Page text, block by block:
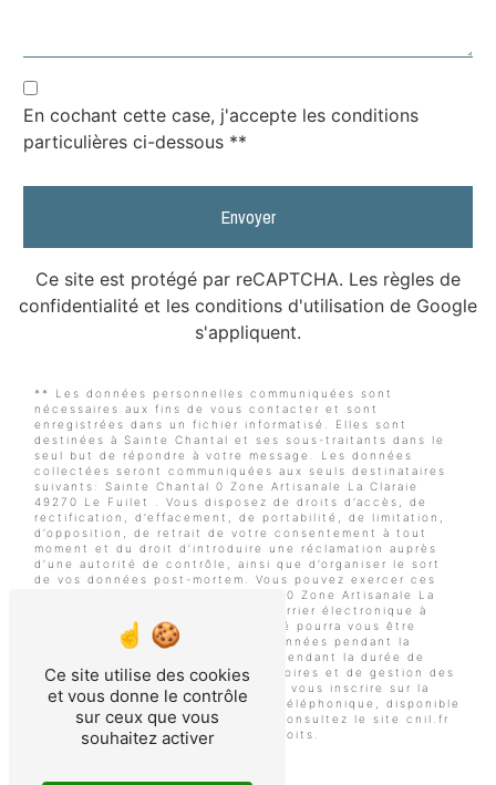
En cochant cette case, j'accepte les conditions
particulières ci-dessous **
Envoyer
Ce site est protégé par reCAPTCHA. Les règles de
confidentialité et les conditions d'utilisation de Google
s'appliquent.
** Les données personnelles communiquées sont
nécessaires aux fins de vous contacter et sont
enregistrées dans un fichier informatisé. Elles sont
destinées à Sainte Chantal et ses sous-traitants dans le
seul but de répondre à votre message. Les données
collectées seront communiquées aux seuls destinataires
suivants: Sainte Chantal 0 Zone Artisanale La Claraie
49270 Le Fuilet . Vous disposez de droits d’accès, de
rectification, d’effacement, de portabilité, de limitation,
d’opposition, de retrait de votre consentement à tout
moment et du droit d’introduire une réclamation auprès
d’une autorité de contrôle, ainsi que d’organiser le sort
de vos données post-mortem. Vous pouvez exercer ces
droits par voie postale à l'adresse 0 Zone Artisanale La
Claraie 49270 Le Fuilet ou par courrier électronique à
l'adresse . Un justificatif d'identité pourra vous être
demandé. Nous conservons vos données pendant la
période de prise de contact puis pendant la durée de
prescription légale aux fins probatoires et de gestion des
contentieux. Vous avez le droit de vous inscrire sur la
liste d'opposition au démarchage téléphonique, disponible
à cette adresse:Bloctel.gouv.fr
. Consultez le site cnil.fr
pour plus d’informations sur vos droits.
Ce site utilise des cookies
et vous donne le contrôle
sur ceux que vous
souhaitez activer